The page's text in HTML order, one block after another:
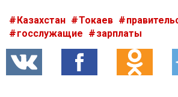
Казахстан Токаев
госслужащие
зарплаты